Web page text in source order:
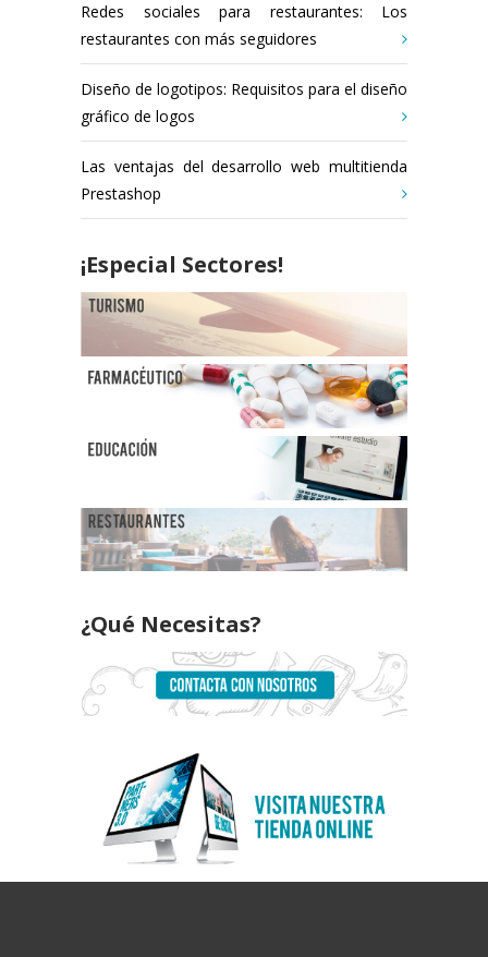
Redes sociales para restaurantes: Los
restaurantes con más seguidores
Diseño de logotipos: Requisitos para el diseño
gráfico de logos
Las ventajas del desarrollo web multitienda
Prestashop
¡Especial Sectores!
¿Qué Necesitas?